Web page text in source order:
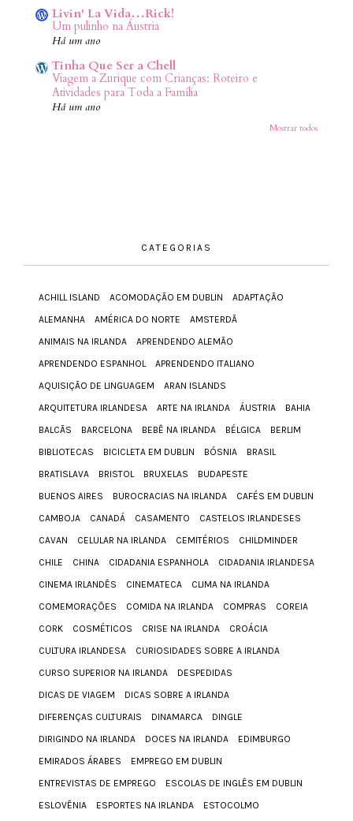
Livin' La Vida…Rick!
Um pulinho na Áustria
Há um ano
Tinha Que Ser a Chell
Viagem a Zurique com Crianças: Roteiro e
Atividades para Toda a Família
Há um ano
Mostrar todos
CATEGORIAS
ACHILL ISLAND ACOMODAÇÃO EM DUBLIN
ADAPTAÇÃO
ALEMANHA
AMÉRICA DO NORTE
AMSTERDÃ
ANIMAIS NA IRLANDA
APRENDENDO ALEMÃO
APRENDENDO ESPANHOL
APRENDENDO ITALIANO
AQUISIÇÃO DE LINGUAGEM
ARAN ISLANDS
ARQUITETURA IRLANDESA
ARTE NA IRLANDA ÁUSTRIA
BAHIA
BALCÃS
BARCELONA BEBÊ NA IRLANDA BÉLGICA
BERLIM
BIBLIOTECAS
BICICLETA EM DUBLIN BÓSNIA
BRASIL
BRATISLAVA
BRISTOL BRUXELAS
BUDAPESTE
BUENOS AIRES
BUROCRACIAS NA IRLANDA
CAFÉS EM DUBLIN
CAMBOJA
CANADÁ CASAMENTO
CASTELOS IRLANDESES
CAVAN
CELULAR NA IRLANDA CEMITÉRIOS
CHILDMINDER
CHILE
CHINA CIDADANIA ESPANHOLA
CIDADANIA IRLANDESA
CINEMA IRLANDÊS
CINEMATECA
CLIMA NA IRLANDA
COMEMORAÇÕES
COMIDA NA IRLANDA COMPRAS
COREIA
CORK
COSMÉTICOS CRISE NA IRLANDA
CROÁCIA
CULTURA IRLANDESA
CURIOSIDADES SOBRE A IRLANDA
CURSO SUPERIOR NA IRLANDA
DESPEDIDAS
DICAS DE VIAGEM
DICAS SOBRE A IRLANDA
DIFERENÇAS CULTURAIS
DINAMARCA
DINGLE
DIRIGINDO NA IRLANDA
DOCES NA IRLANDA
EDIMBURGO
EMIRADOS ÁRABES
EMPREGO EM DUBLIN
ENTREVISTAS DE EMPREGO
ESCOLAS DE INGLÊS EM DUBLIN
ESLOVÊNIA
ESPORTES NA IRLANDA
ESTOCOLMO